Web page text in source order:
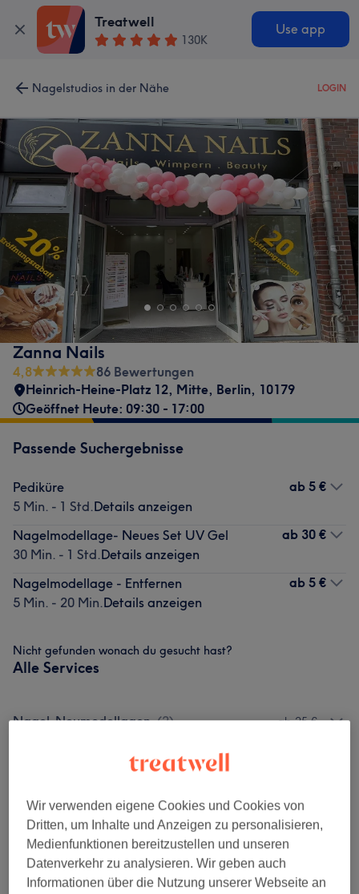
Treatwell
130K
Use app
Nagelstudios in der Nähe LOGIN
Zanna Nails
4,8
86 Bewertungen
Heinrich-Heine-Platz 12, Mitte, Berlin, 10179
Geöffnet Heute: 09:30 - 17:00
Passende Suchergebnisse
Pediküre
5 Min. - 1 Std.Details anzeigen
ab 5 €
Nagelmodellage- Neues Set UV Gel
30 Min. - 1 Std.Details anzeigen
ab 30 €
Nagelmodellage - Entfernen
5 Min. - 20 Min.Details anzeigen
ab 5 €
Nicht gefunden wonach du gesucht hast?
Alle Services
Nagel-Neumodellagen (2) ab 25 €
Maniküre & Pediküre (7)
Extra (6) ab 0,50 €
Salonbewertungen
Wir verwenden eigene Cookies und Cookies von
Dritten, um Inhalte und Anzeigen zu personalisieren,
Medienfunktionen bereitzustellen und unseren
Datenverkehr zu analysieren. Wir geben auch
Informationen über die Nutzung unserer Webseite an